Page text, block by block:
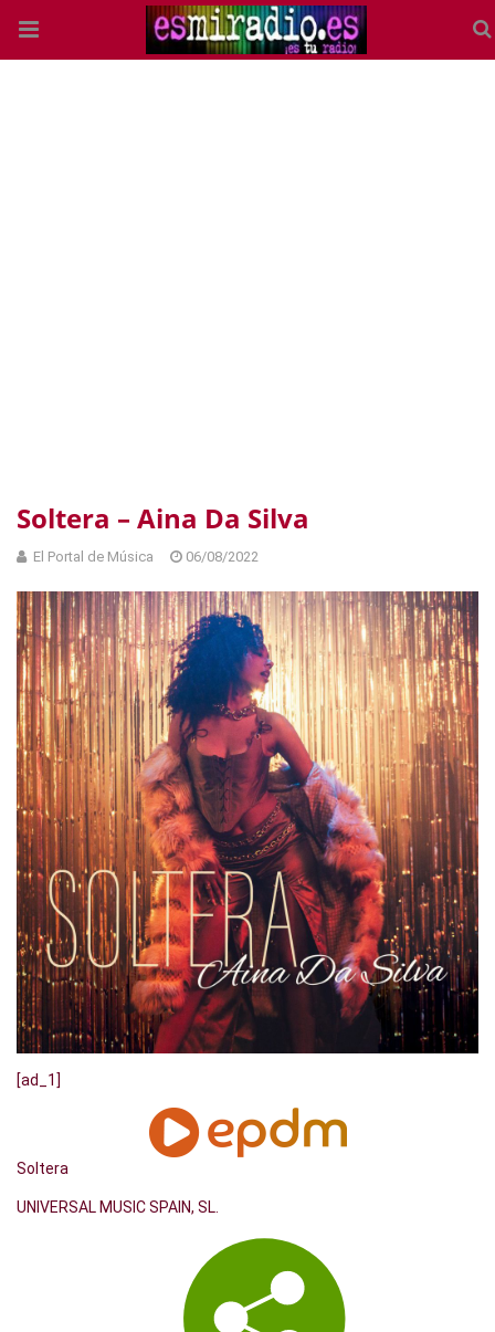
Soltera – Aina Da Silva
El Portal de Música 06/08/2022
[ad_1]
Soltera
UNIVERSAL MUSIC SPAIN, SL.